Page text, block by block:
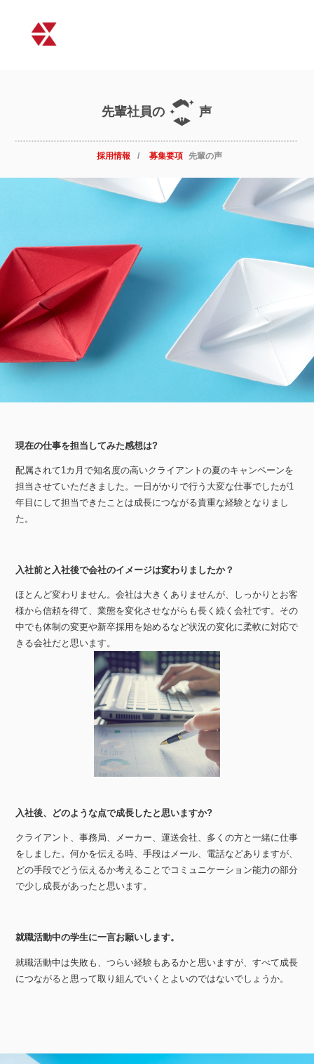
先輩社員の 声
採用情報 募集要項 先輩の声
現在の仕事を担当してみた感想は?
配属されて1カ月で知名度の高いクライアントの夏のキャンペーンを
担当させていただきました。一日がかりで行う大変な仕事でしたが1
年目にして担当できたことは成長につながる貴重な経験となりまし
た。
入社前と入社後で会社のイメージは変わりましたか？
ほとんど変わりません。会社は大きくありませんが、しっかりとお客
様から信頼を得て、業態を変化させながらも長く続く会社です。その
中でも体制の変更や新卒採用を始めるなど状況の変化に柔軟に対応で
きる会社だと思います。
入社後、どのような点で成長したと思いますか?
クライアント、事務局、メーカー、運送会社、多くの方と一緒に仕事
をしました。何かを伝える時、手段はメール、電話などありますが、
どの手段でどう伝えるか考えることでコミュニケーション能力の部分
で少し成長があったと思います。
就職活動中の学生に一言お願いします。
就職活動中は失敗も、つらい経験もあるかと思いますが、すべて成長
につながると思って取り組んでいくとよいのではないでしょうか。